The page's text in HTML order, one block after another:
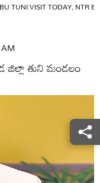
TUNI VISIT TODAY, NTR
తుని మండలం